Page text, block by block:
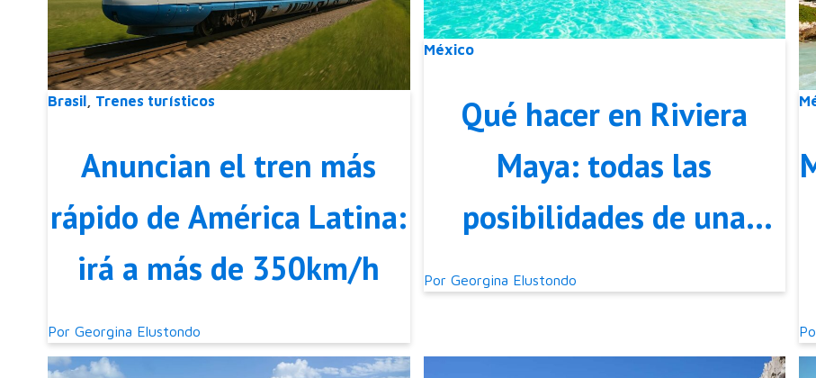
Brasil Trenes turísticos
Anuncian el tren más
rápido de América Latina:
irá a más de 350km/h
Por Georgina Elustondo
México
Qué hacer en Riviera
Maya: todas las
posibilidades de una
perla mexicana
Por Georgina Elustondo